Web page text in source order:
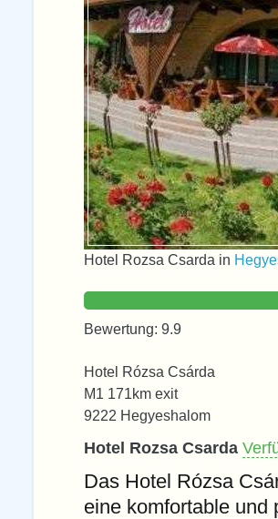
Hotel Rozsa Csarda in
Bewertung: 9.9
Hotel Rózsa Csárda
M1 171km exit
9222 Hegyeshalom
Hotel Rozsa Csarda
Das Hotel Rózsa
eine komfortable und